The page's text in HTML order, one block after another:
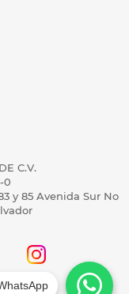
C.V.
0
y 85 Avenida Sur No